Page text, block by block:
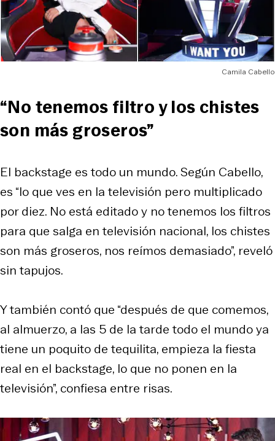
Camila Cabello
“No tenemos filtro y los chistes
son más groseros”
El backstage es todo un mundo. Según Cabello,
es “lo que ves en la televisión pero multiplicado
por diez. No está editado y no tenemos los filtros
para que salga en televisión nacional, los chistes
son más groseros, nos reímos demasiado”, reveló
sin tapujos.
Y también contó que “después de que comemos,
al almuerzo, a las 5 de la tarde todo el mundo ya
tiene un poquito de tequilita, empieza la fiesta
real en el backstage, lo que no ponen en la
televisión”, confiesa entre risas.